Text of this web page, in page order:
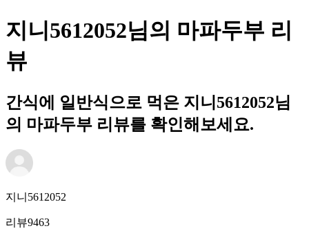
지니5612052님의 마파두부 리
뷰
간식에 일반식으로 먹은 지니5612052님
의 마파두부 리뷰를 확인해보세요.
지니5612052
리뷰9463